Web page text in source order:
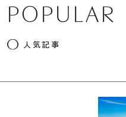
POPULAR
人気記事